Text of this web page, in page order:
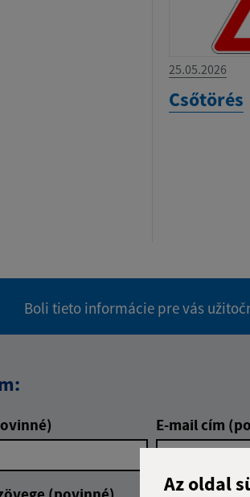
Az oldal
25.05.2026
Csőtörés
Boli tieto informácie pre vás
E-mail cím